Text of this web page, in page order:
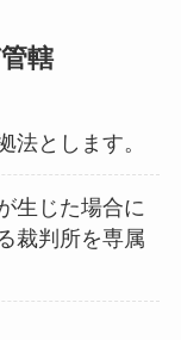
轄
法とします。
生じた場合に
裁判所を専属